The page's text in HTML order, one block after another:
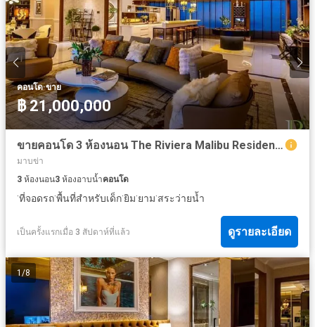
คอนโด·ขาย
฿ 21,000,000
ขายคอนโด 3 ห้องนอน The Riviera Malibu Residences Pratumnak Pattaya 113 ตร.ม. ชั้น 26
มาบข่า
3 ห้องนอน3 ห้องอาบน้ำคอนโด
·ที่จอดรถ·พื้นที่สำหรับเด็ก·ยิม·ยาม·สระว่ายน้ำ
เป็นครั้งแรกเมื่อ 3 สัปดาห์ที่แล้ว ดูรายละเอียด
1 /8